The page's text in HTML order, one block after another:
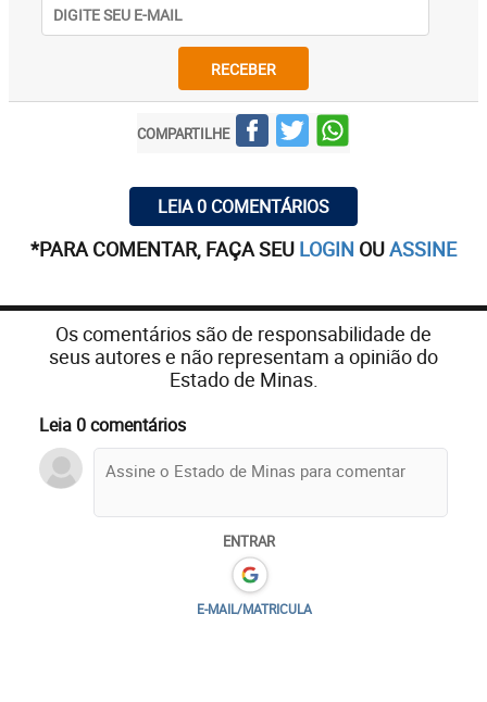
RECEBER
COMPARTILHE
LEIA 0 COMENTÁRIOS
*PARA COMENTAR, FAÇA SEU LOGIN OUASSINE
Os comentários são de responsabilidade de
seus autores e não representam a opinião do
Estado de Minas.
Leia 0 comentários
ENTRAR
E-MAIL/MATRICULA